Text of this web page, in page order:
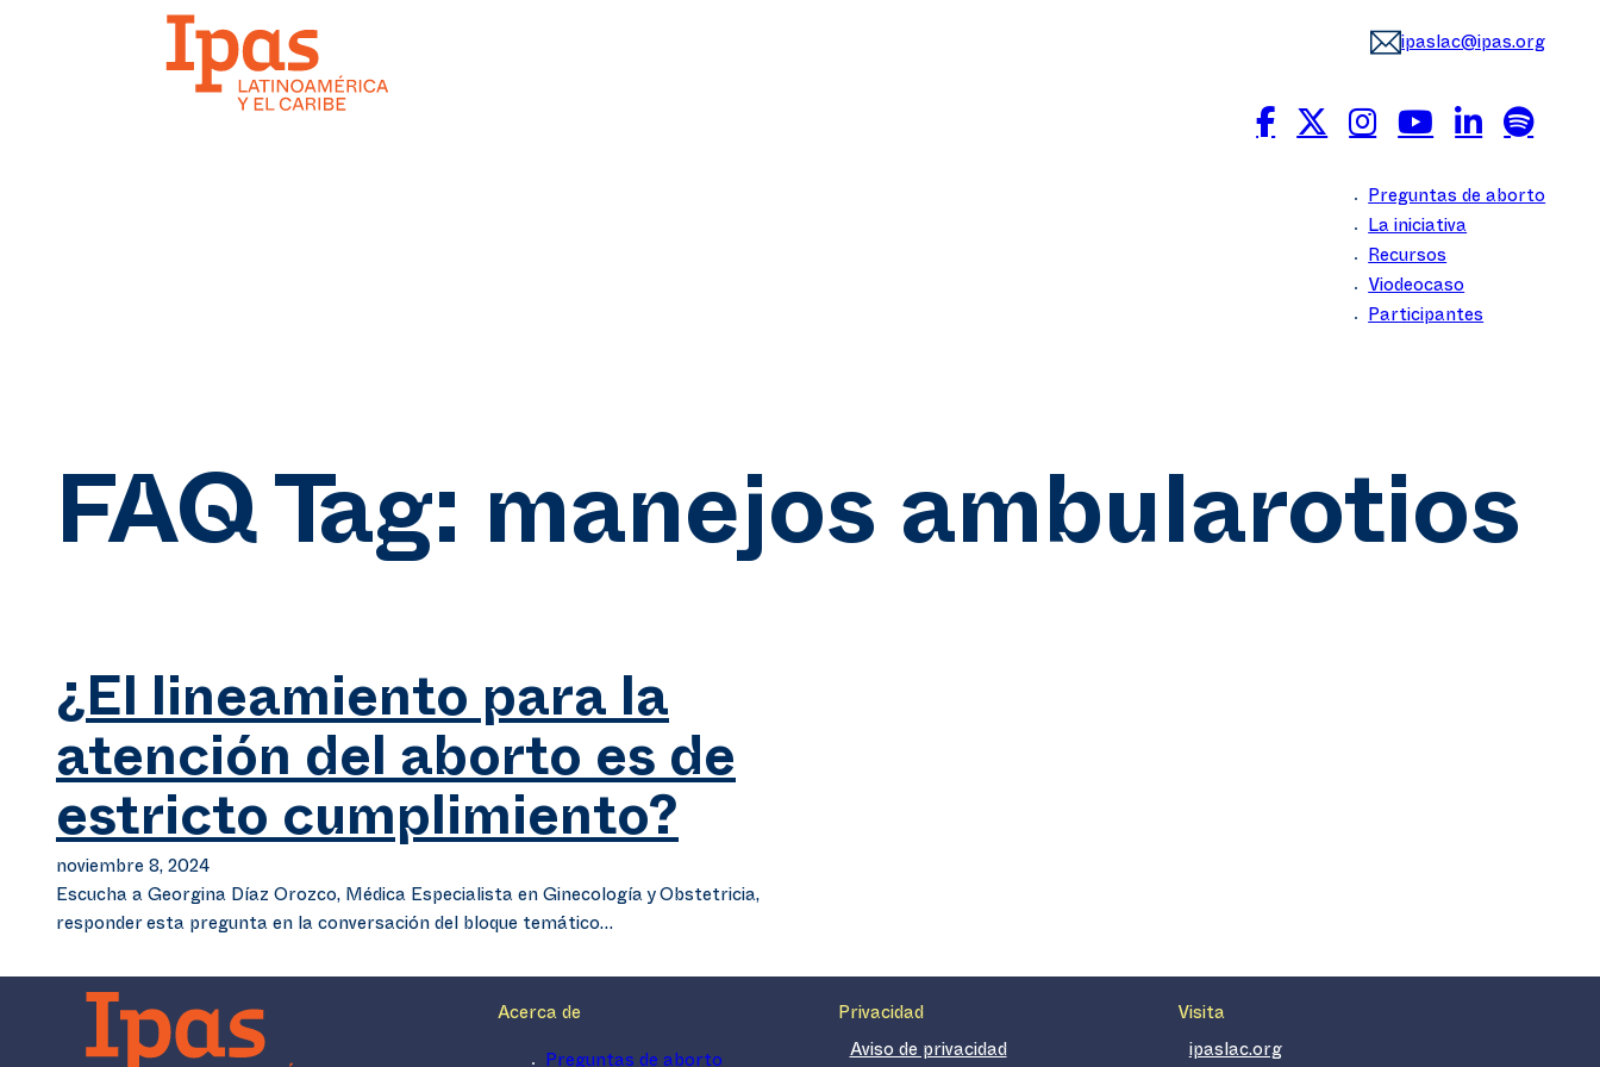
ipaslac@ipas.org
Preguntas de aborto
La iniciativa
Recursos
Viodeocaso
Participantes
FAQ Tag: manejos ambularotios
¿El lineamiento para la
atención del aborto es de
estricto cumplimiento?
noviembre 8, 2024
Escucha a Georgina Díaz Orozco, Médica Especialista en Ginecología y Obstetricia,
responder esta pregunta en la conversación del bloque temático…
Acerca de
Preguntas de aborto
Privacidad
Aviso de privacidad
Visita
ipaslac.org